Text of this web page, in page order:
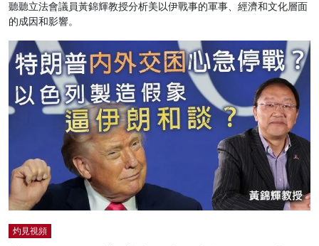
聽聽立法會議員黃錦輝教授分析美以伊戰事的軍事、經濟和文化層面
的成因和影響。
灼見視頻